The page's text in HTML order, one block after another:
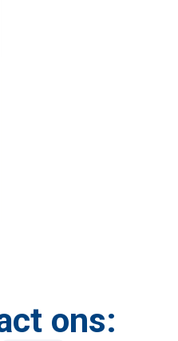
ons: